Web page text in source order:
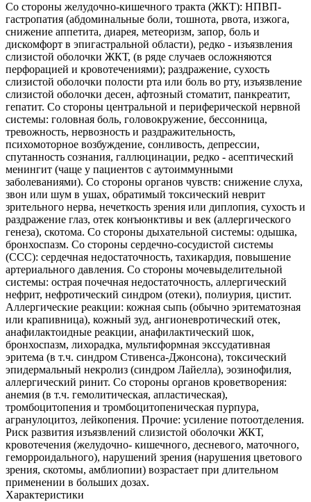
Со стороны желудочно-кишечного тракта (ЖКТ): НПВП-
гастропатия (абдоминальные боли, тошнота, рвота, изжога,
снижение аппетита, диарея, метеоризм, запор, боль и
дискомфорт в эпигастральной области), редко - изъязвления
слизистой оболочки ЖКТ, (в ряде случаев осложняются
перфорацией и кровотечениями); раздражение, сухость
слизистой оболочки полости рта или боль во рту, изъязвление
слизистой оболочки десен, афтозный стоматит, панкреатит,
гепатит. Со стороны центральной и периферической нервной
системы: головная боль, головокружение, бессонница,
тревожность, нервозность и раздражительность,
психомоторное возбуждение, сонливость, депрессии,
спутанность сознания, галлюцинации, редко - асептический
менингит (чаще у пациентов с аутоиммунными
заболеваниями). Со стороны органов чувств: снижение слуха,
звон или шум в ушах, обратимый токсический неврит
зрительного нерва, нечеткость зрения или диплопия, сухость и
раздражение глаз, отек конъюнктивы и век (аллергического
генеза), скотома. Со стороны дыхательной системы: одышка,
бронхоспазм. Со стороны сердечно-сосудистой системы
(ССС): сердечная недостаточность, тахикардия, повышение
артериального давления. Со стороны мочевыделительной
системы: острая почечная недостаточность, аллергический
нефрит, нефротический синдром (отеки), полиурия, цистит.
Аллергические реакции: кожная сыпь (обычно эритематозная
или крапивница), кожный зуд, ангионевротический отек,
анафилактоидные реакции, анафилактический шок,
бронхоспазм, лихорадка, мультиформная экссудативная
эритема (в т.ч. синдром Стивенса-Джонсона), токсический
эпидермальный некролиз (синдром Лайелла), эозинофилия,
аллергический ринит. Со стороны органов кроветворения:
анемия (в т.ч. гемолитическая, апластическая),
тромбоцитопения и тромбоцитопеническая пурпура,
агранулоцитоз, лейкопения. Прочие: усиление потоотделения.
Риск развития изъязвлений слизистой оболочки ЖКТ,
кровотечения (желудочно- кишечного, десневого, маточного,
геморроидального), нарушений зрения (нарушения цветового
зрения, скотомы, амблиопии) возрастает при длительном
применении в больших дозах.
Характеристики